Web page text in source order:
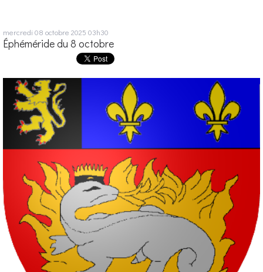
mercredi 08 octobre 2025 03h30
Éphéméride du 8 octobre